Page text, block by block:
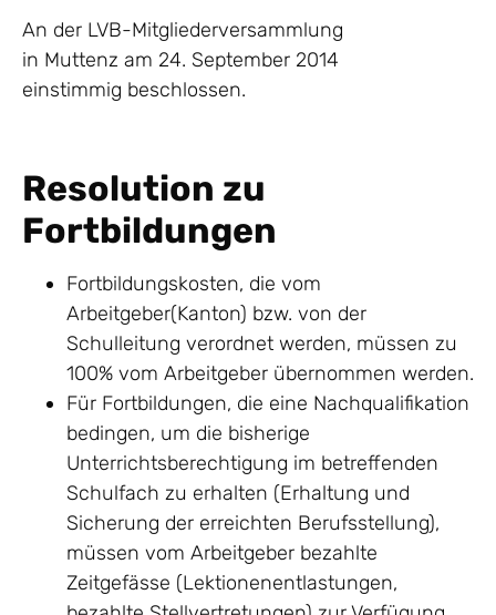
An der LVB-Mitgliederversammlung
in Muttenz am 24. September 2014
einstimmig beschlossen.
Resolution zu
Fortbildungen
Fortbildungskosten, die vom
Arbeitgeber(Kanton) bzw. von der
Schulleitung verordnet werden, müssen zu
100% vom Arbeitgeber übernommen werden.
Für Fortbildungen, die eine Nachqualifikation
bedingen, um die bisherige
Unterrichtsberechtigung im betreffenden
Schulfach zu erhalten (Erhaltung und
Sicherung der erreichten Berufsstellung),
müssen vom Arbeitgeber bezahlte
Zeitgefässe (Lektionenentlastungen,